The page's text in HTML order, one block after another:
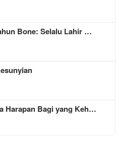
Bone: Selalu Lahir …
Harapan Bagi yang Keh…